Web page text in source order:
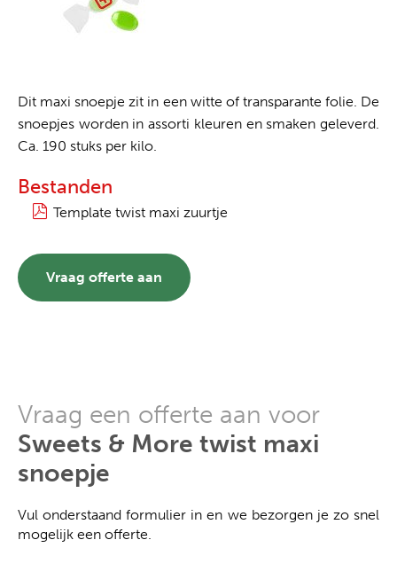
Dit maxi snoepje zit in een witte of transparante folie. De
snoepjes worden in assorti kleuren en smaken geleverd.
Ca. 190 stuks per kilo.
Bestanden
Template twist maxi zuurtje
Vraag offerte aan
Vraag een offerte aan voor
Sweets & More twist maxi
snoepje
Vul onderstaand formulier in en we bezorgen je zo snel
mogelijk een offerte.